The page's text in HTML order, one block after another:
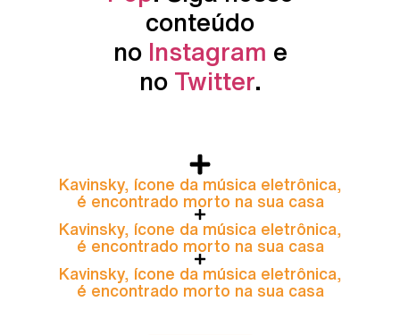
conteúdo
no Instagram e
no Twitter.
Kavinsky, ícone da música eletrônica,
é encontrado morto na sua casa
Kavinsky, ícone da música eletrônica,
é encontrado morto na sua casa
Kavinsky, ícone da música eletrônica,
é encontrado morto na sua casa